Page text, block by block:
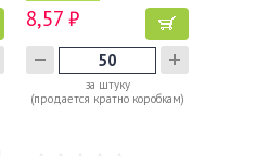
8,57 ₽
за штуку
(продается кратно коробкам)